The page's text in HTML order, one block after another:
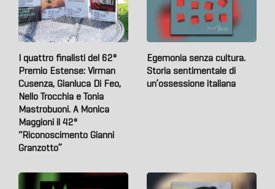
I quattro finalisti del 62°
Premio Estense: Virman
Cusenza, Gianluca Di Feo,
Nello Trocchia e Tonia
Mastrobuoni. A Monica
Maggioni il 42°
“Riconoscimento Gianni
Granzotto”
Egemonia senza cultura.
Storia sentimentale di
un’ossessione italiana